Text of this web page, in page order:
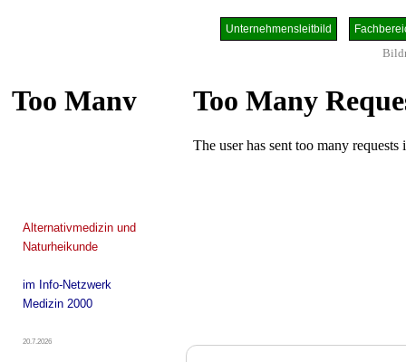
Unternehmensleitbild
Alternativmedizin und
Naturheikunde
im Info-Netzwerk
Medizin 2000
20.7.2026